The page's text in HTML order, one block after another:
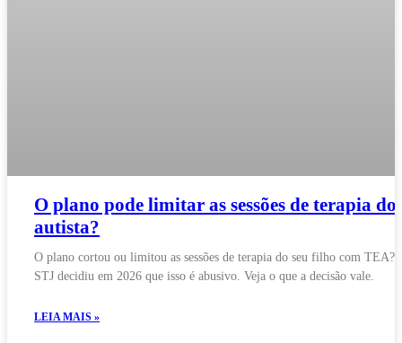
O plano pode limitar as sessões de terapia do
autista?
O plano cortou ou limitou as sessões de terapia do seu filho com TEA?
STJ decidiu em 2026 que isso é abusivo. Veja o que a decisão vale.
LEIA MAIS »